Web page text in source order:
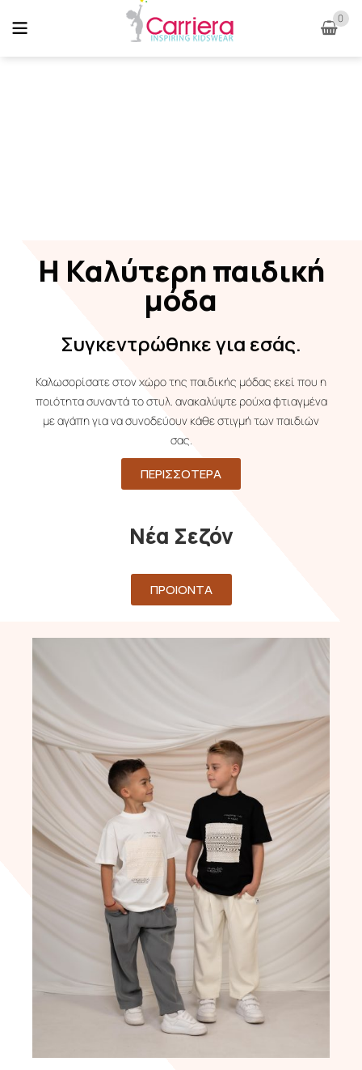
0
Η Καλύτερη παιδική
μόδα
Συγκεντρώθηκε για εσάς.
Καλωσορίσατε στον χώρο της παιδικής μόδας εκεί που η
ποιότητα συναντά το στυλ. ανακαλύψτε ρούχα φτιαγμένα
με αγάπη για να συνοδεύουν κάθε στιγμή των παιδιών
σας.
ΠΕΡΙΣΣΟΤΕΡΑ
Νέα Σεζόν
ΠΡΟΙΟΝΤΑ